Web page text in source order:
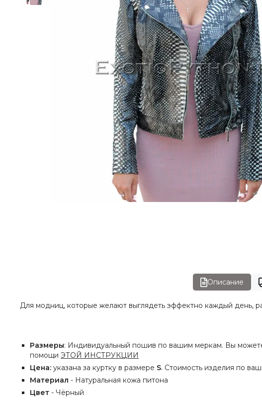
Описание
Для модниц, которые желают выглядеть эффектно каждый день,
Размеры: Индивидуальный пошив по вашим меркам. Вы можете
помощи ЭТОЙ ИНСТРУКЦИИ
Цена: указана за куртку в размере S. Стоимость изделия по
Материал - Натуральная кожа питона
Цвет - Чёрный